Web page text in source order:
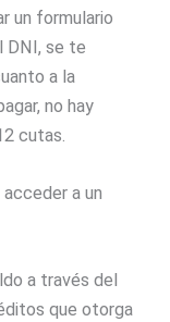
un formulario
DNI, se te
a la
no hay
cutas.
a un
a través del
que otorga